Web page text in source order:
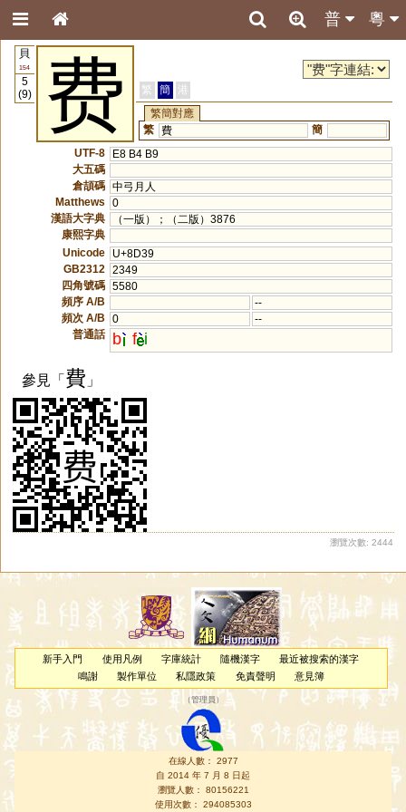
粵
普
貝
154
5
(9)
费 繁 簡
港
繁簡對應
繁 費
簡
UTF-8
E8 B4 B9
大五碼
倉頡碼 中弓月人
Matthews
0
漢語大字典
（一版）；（二版）3876
康熙字典
Unicode
U+8D39
GB2312
2349
四角號碼 5580
頻序 A/B
--
頻次 A/B
0
--
普通話
b f i
參見「費 」
瀏覽次數: 2444
新手入門 使用凡例 字庫統計 隨機漢字
最近被搜索的漢字
鳴謝
製作單位 私隱政策 免責聲明 意見簿
（管理員 ）
在線人數： 2977
自 2014 年 7 月 8 日起
瀏覽人數： 80156221
使用次數： 294085303